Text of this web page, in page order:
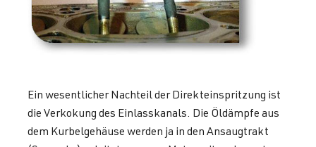
Ein wesentlicher Nachteil der Direkteinspritzung ist
die Verkokung des Einlasskanals. Die Öldämpfe aus
dem Kurbelgehäuse werden ja in den Ansaugtrakt